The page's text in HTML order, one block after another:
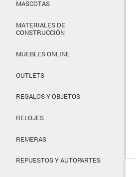
MASCOTAS
MATERIALES DE
CONSTRUCCIÓN
MUEBLES ONLINE
OUTLETS
REGALOS Y OBJETOS
RELOJES
REMERAS
REPUESTOS Y AUTOPARTES